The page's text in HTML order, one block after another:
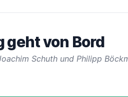
geht von Bord
Schuth und Philipp